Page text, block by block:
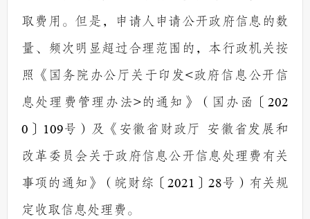
取费用。但是，申请人申请公开政府信息的数
量、频次明显超过合理范围的，本行政机关按
照《国务院办公厅关于印发<政府信息公开信
息处理费管理办法>的通知》（国办函〔202
0 〕 109号）及《安徽省财政厅 安徽省发展和
改革委员会关于政府信息公开信息处理费有关
事项的通知》（皖财综〔 2021 〕28号） 有关规
定收取信息处理费。